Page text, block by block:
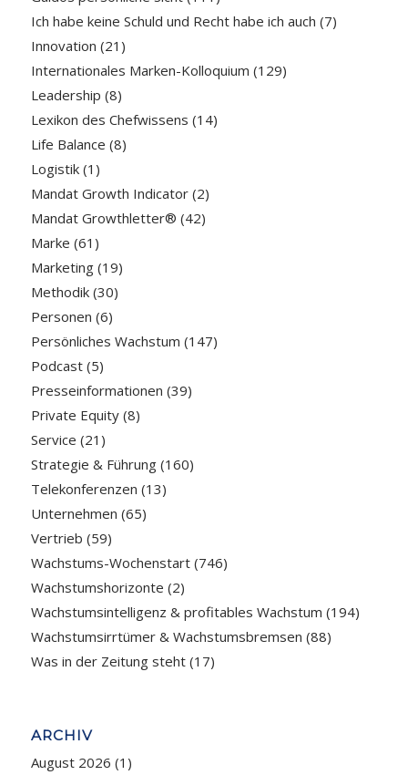
Ich habe keine Schuld und Recht habe ich auch (7)
Innovation (21)
Internationales Marken-Kolloquium (129)
Leadership (8)
Lexikon des Chefwissens (14)
Life Balance (8)
Logistik(1)
Mandat Growth Indicator(2)
Mandat Growthletter® (42)
Marke (61)
Marketing(19)
Methodik(30)
Personen (6)
Persönliches Wachstum (147)
Podcast(5)
Presseinformationen (39)
Private Equity(8)
Service (21)
Strategie & Führung(160)
Telekonferenzen (13)
Unternehmen (65)
Vertrieb (59)
Wachstums-Wochenstart(746)
Wachstumshorizonte (2)
Wachstumsintelligenz & profitables Wachstum (194)
Wachstumsirrtümer & Wachstumsbremsen (88)
Was in der Zeitung steht(17)
ARCHIV
August 2026 (1)